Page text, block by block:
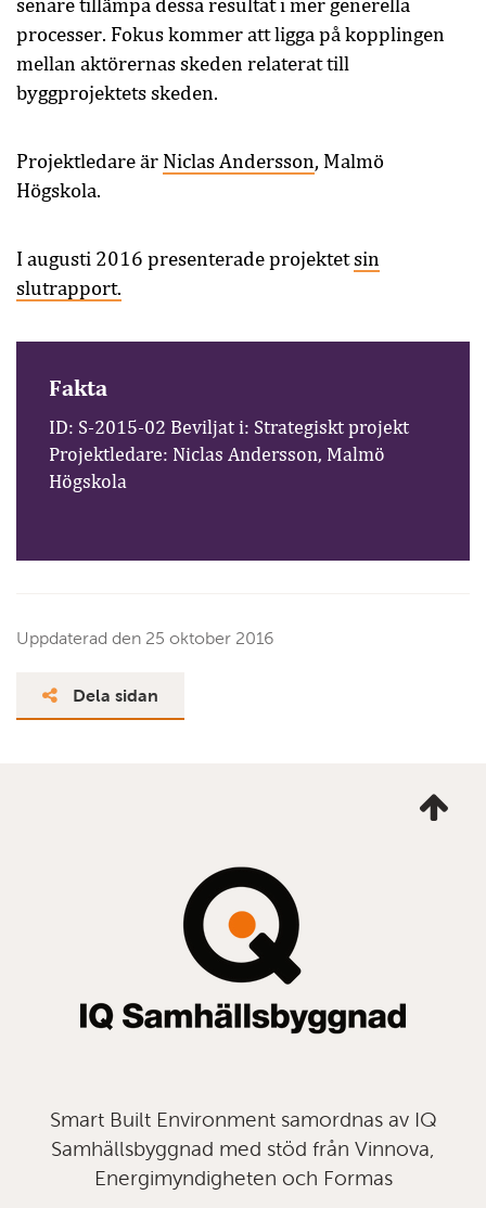
senare tillämpa dessa resultat i mer generella
processer. Fokus kommer att ligga på kopplingen
mellan aktörernas skeden relaterat till
byggprojektets skeden.
Projektledare är Niclas Andersson, Malmö
Högskola.
I augusti 2016 presenterade projektetsin
slutrapport.
Fakta
ID: S-2015-02 Beviljat i: Strategiskt projekt
Projektledare: Niclas Andersson, Malmö
Högskola
Uppdaterad den 25 oktober 2016
Dela sidan
mig
Smart Built Environment samordnas av IQ
Samhällsbyggnad med stöd från Vinnova,
Energimyndigheten och Formas